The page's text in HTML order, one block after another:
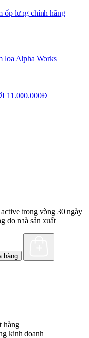
ốp lưng chính hãng
loa Alpha Works
11.000.000Đ
trong vòng 30 ngày
do nhà sản xuất
hàng
hàng
kinh doanh